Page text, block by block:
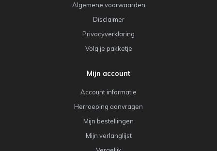
Algemene voorwaarden
Disclaimer
Privacyverklaring
Volg je pakketje
Mijn account
Account informatie
Herroeping aanvragen
Mijn bestellingen
Mijn verlanglijst